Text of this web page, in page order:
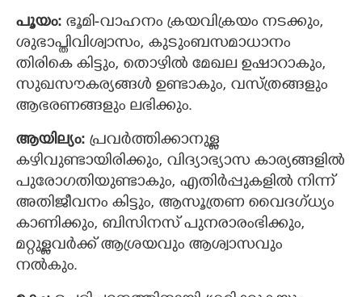
പൂയം: ഭൂമി-വാഹനം ക്രയവിക്രയം നടക്കും,
ശുഭാപ്തിവിശ്വാസം, കുടുംബസമാധാനം
തിരികെ കിട്ടും, തൊഴില്‍ മേഖല ഉഷാറാകും,
സുഖസൗകര്യങ്ങൾ ഉണ്ടാകും, വസ്ത്രങ്ങളും
ആഭരണങ്ങളും ലഭിക്കും.
ആയില്യം: പ്രവര്‍ത്തിക്കാനുള്ള
കഴിവുണ്ടായിരിക്കും, വിദ്യാഭ്യാസ കാര്യങ്ങളിൽ
പുരോഗതിയുണ്ടാകും, എതിർപ്പുകളിൽ നിന്ന്
അതിജീവനം കിട്ടും, ആസൂത്രണ വൈദഗ്ധ്യം
കാണിക്കും, ബിസിനസ് പുനരാരംഭിക്കും,
മറ്റുള്ളവർക്ക് ആശ്രയവും ആശ്വാസവും
നൽകും.